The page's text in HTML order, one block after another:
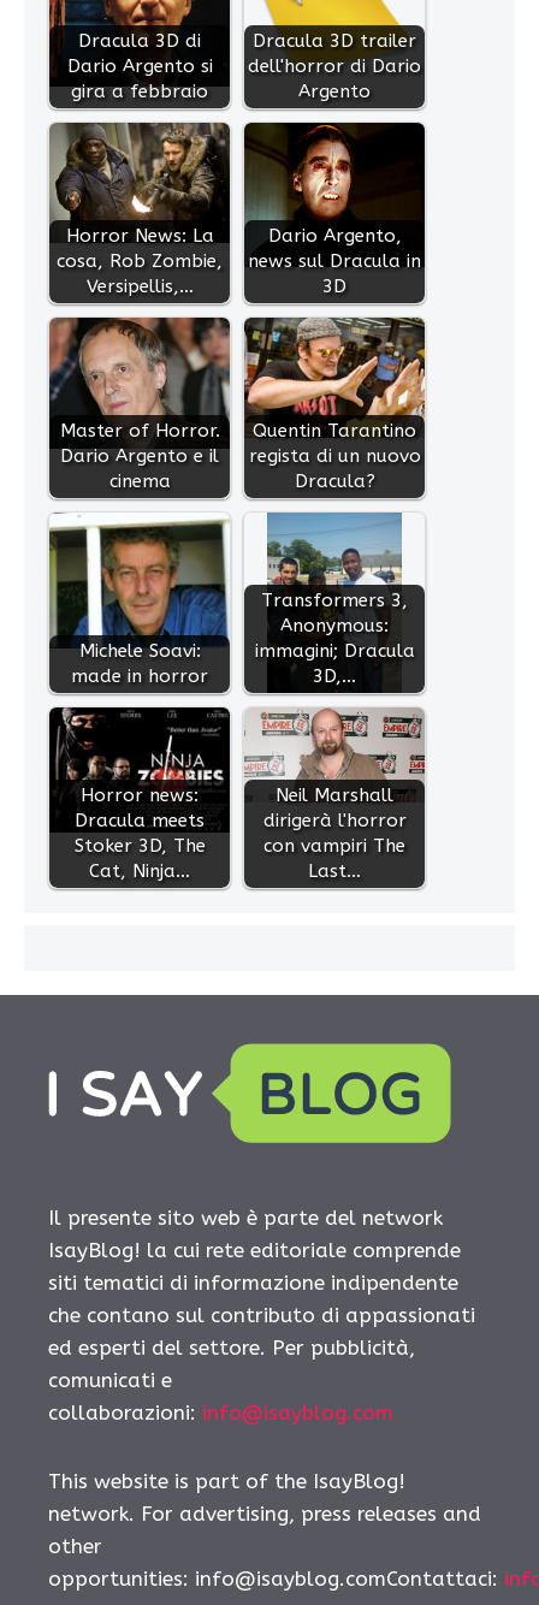
Dracula 3D di
Dario Argento si
gira a febbraio
Dracula 3D trailer
dell'horror di Dario
Argento
Horror News: La
cosa, Rob Zombie,
Versipellis,…
Dario Argento,
news sul Dracula in
3D
Master of Horror.
Dario Argento e il
cinema
Quentin Tarantino
regista di un nuovo
Dracula?
Michele Soavi:
made in horror
Transformers 3,
Anonymous:
immagini; Dracula
3D,…
Horror news:
Dracula meets
Stoker 3D, The
Cat, Ninja…
Neil Marshall
dirigerà l'horror
con vampiri The
Last…
Il presente sito web è parte del network
IsayBlog! la cui rete editoriale comprende
siti tematici di informazione indipendente
che contano sul contributo di appassionati
ed esperti del settore. Per pubblicità,
comunicati e
collaborazioni: info@isayblog.com
This website is part of the IsayBlog!
network. For advertising, press releases and
other
opportunities: info@isayblog.comContattaci: